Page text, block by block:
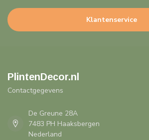
Klantenservice
PlintenDecor.nl
Contactgegevens
De Greune 28A
7483 PH Haaksbergen
Nederland